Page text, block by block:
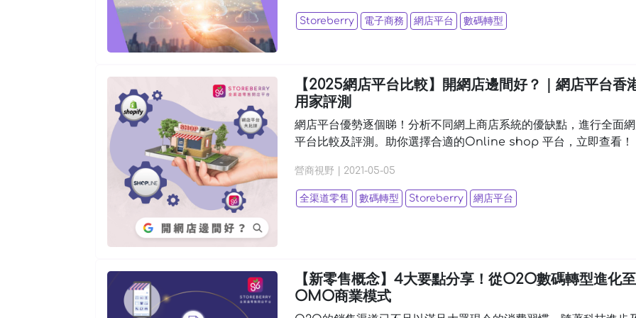
Storeberry 電子商務 網店平台 數碼轉型
【2025網店平台比較】開網店邊間好？｜網店平台香
用家評測
網店平台優勢逐個睇！分析不同網上商店系統的優缺點，進行全面
平台比較及評測。助你選擇合適的Online shop 平台，立即查看！
營商視野 2021-05-05
全渠道零售 數碼轉型 Storeberry 網店平台
【新零售概念】4大要點分享！從O2O數碼轉型進化至
OMO商業模式